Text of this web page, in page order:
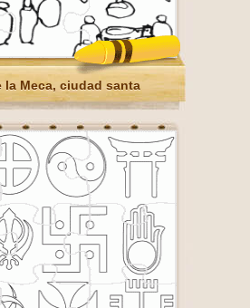
la Meca, ciudad santa